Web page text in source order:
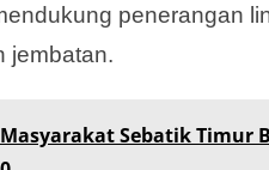
penerangan
jembatan.
Sebatik Timur